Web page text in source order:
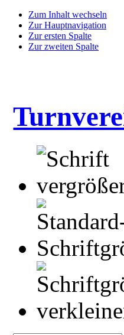
Zum Inhalt wechseln
Zur Hauptnavigation
Zur ersten Spalte
Zur zweiten Spalte